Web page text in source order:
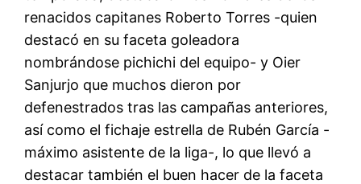
renacidos capitanes Roberto Torres -quien
destacó en su faceta goleadora
nombrándose pichichi del equipo- y Oier
Sanjurjo que muchos dieron por
defenestrados tras las campañas anteriores,
así como el fichaje estrella de Rubén García -
máximo asistente de la liga-, lo que llevó a
destacar también el buen hacer de la faceta